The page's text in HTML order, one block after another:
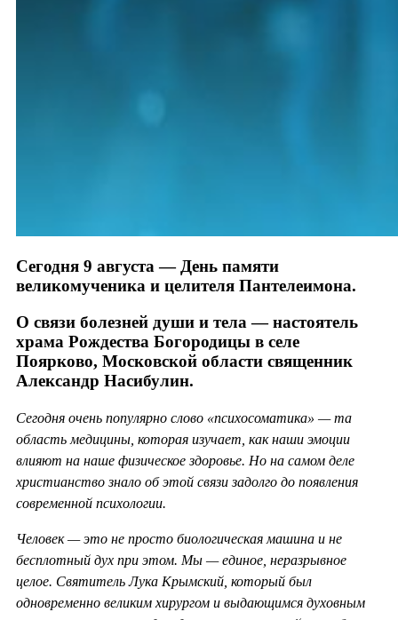
Сегодня 9 августа — День памяти
великомученика и целителя Пантелеимона.
О связи болезней души и тела — настоятель
храма Рождества Богородицы в селе
Поярково, Московской области священник
Александр Насибулин.
Сегодня очень популярно слово «психосоматика» — та
область медицины, которая изучает, как наши эмоции
влияют на наше физическое здоровье. Но на самом деле
христианство знало об этой связи задолго до появления
современной психологии.
Человек — это не просто биологическая машина и не
бесплотный дух при этом. Мы — единое, неразрывное
целое. Святитель Лука Крымский, который был
одновременно великим хирургом и выдающимся духовным